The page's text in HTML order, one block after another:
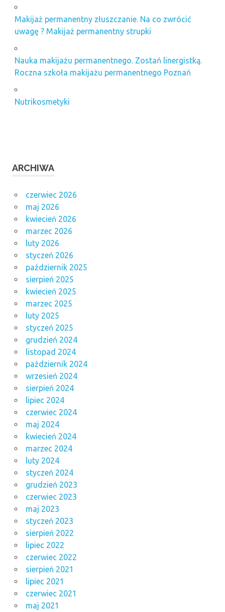
Makijaż permanentny złuszczanie. Na co zwrócić
uwagę ? Makijaż permanentny strupki
Nauka makijażu permanentnego. Zostań linergistką.
Roczna szkoła makijażu permanentnego Poznań
Nutrikosmetyki
ARCHIWA
czerwiec 2026
maj 2026
kwiecień 2026
marzec 2026
luty 2026
styczeń 2026
październik 2025
sierpień 2025
kwiecień 2025
marzec 2025
luty 2025
styczeń 2025
grudzień 2024
listopad 2024
październik 2024
wrzesień 2024
sierpień 2024
lipiec 2024
czerwiec 2024
maj 2024
kwiecień 2024
marzec 2024
luty 2024
styczeń 2024
grudzień 2023
czerwiec 2023
maj 2023
styczeń 2023
sierpień 2022
lipiec 2022
czerwiec 2022
sierpień 2021
lipiec 2021
czerwiec 2021
maj 2021